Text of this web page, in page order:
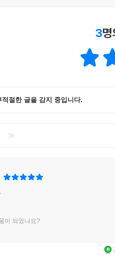
3
적절한 글을 감지 중입니다.
이 되었나요?